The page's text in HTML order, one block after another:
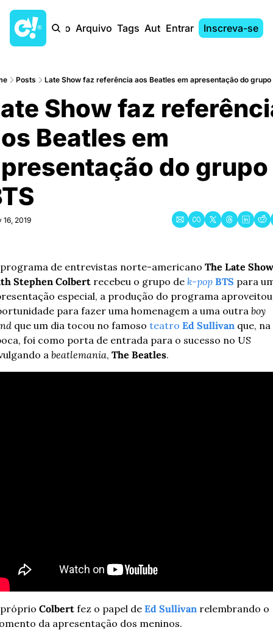
Início Arquivo Tags AutoresEntrar Inscreva-se
Posts Late Show faz referência aos Beatles em apresentação do grupo
Show faz
Beatles em
do grupo
16, 2019
de entrevistas norte-americano The Late Show
Stephen Colbert recebeu o grupo de k-pop BTS para
especial, a produção do programa
para fazer uma homenagem a uma outra boy
que um dia tocou no famoso teatro Ed Sullivan que, na
foi como porta de entrada para o sucesso no US
a beatlemania, The Beatles.
Colbert fez o papel de Ed Sullivan relembrando o
da apresentação dos meninos.